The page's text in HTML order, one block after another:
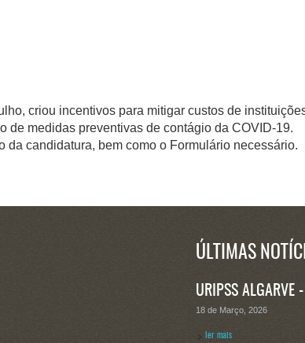
criou incentivos para mitigar custos de
de medidas preventivas de contágio da COVID-19.
candidatura, bem como o Formulário necessário.
ÚLTIMAS
URIPSS
18 de Março, 2026
ler mais